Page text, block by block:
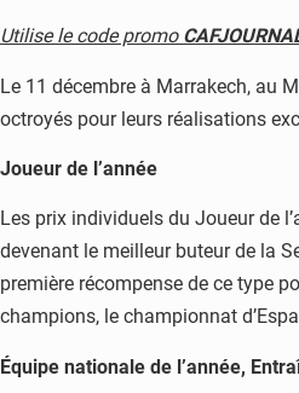
Utilise le code promo
Le 11 décembre à Marrakech, au
octroyés pour leurs réalisations
Joueur de l’année
Les prix individuels du Joueur de
devenant le meilleur buteur de la
première récompense de ce type
champions, le championnat
Équipe nationale de l’année,